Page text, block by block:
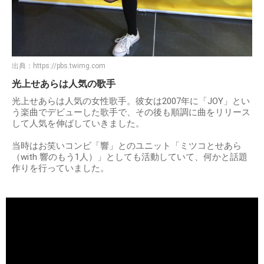
出典： https://pbs.twimg.com
光上せあらは人気の歌手
光上せあらは人気の女性歌手。彼女は2007年に「JOY」とい
う楽曲でデビューした歌手で、その後も順調に曲をリリース
して人気を伸ばしていきました。
当時はお笑いコンビ「響」とのユニット「ミツコとせあら
（with 響のもう1人）」としても活動していて、何かと話題
作りを行っていました。